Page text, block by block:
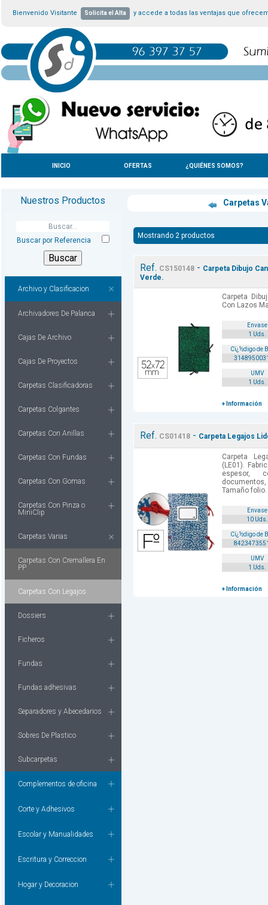
Bienvenido Visitante Solicita el Alta y accede a todas las ventajas que
INICIO OFERTAS ¿QUIÉNES SOMOS?
Nuestros Productos
Buscar por Referencia
Archivo y Clasificacion
Archivadores De Palanca
Cajas De Archivo
Cajas De Proyectos
Carpetas Clasificadoras
Carpetas Colgantes
Carpetas Con Anillas
Carpetas Con Fundas
Carpetas Con Gomas
Carpetas Con Pinza o
MiniClip
Carpetas Varias
Carpetas Con Cremallera En
PP
Carpetas Con Legajos
Dossiers
Ficheros
Fundas
Fundas adhesivas
Separadores y Abecedarios
Sobres De Plastico
Subcarpetas
Complementos de oficina
Corte y Adhesivos
Escolar y Manualidades
Escritura y Correccion
Hogar y Decoracion
Carpetas
Mostrando 2 productos
Ref. CS150148- Carpeta Dibujo
Verde.
Carpeta
Con Lazos
Envase
1 Uds.
Cï¿½digo de
UMV
1 Uds.
+ Información
Ref. CS01418- Carpeta Legajos
Carpeta
(LE01).
espesor,
Tamaño
Envase
10 Uds.
Cï¿½digo de
UMV
1 Uds.
+ Información